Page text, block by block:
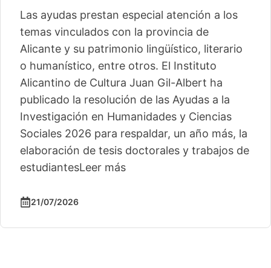
Las ayudas prestan especial atención a los
temas vinculados con la provincia de
Alicante y su patrimonio lingüístico, literario
o humanístico, entre otros. El Instituto
Alicantino de Cultura Juan Gil-Albert ha
publicado la resolución de las Ayudas a la
Investigación en Humanidades y Ciencias
Sociales 2026 para respaldar, un año más, la
elaboración de tesis doctorales y trabajos de
estudiantesLeer más
21/07/2026